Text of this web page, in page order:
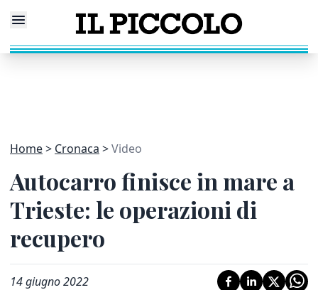
Home Cronaca Video
Autocarro finisce in mare a
Trieste: le operazioni di
recupero
14 giugno 2022